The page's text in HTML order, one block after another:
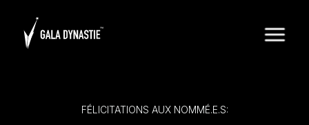
FÉLICITATIONS AUX NOMMÉ.E.S: